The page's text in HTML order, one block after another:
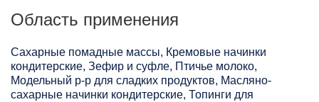
Область применения
Сахарные помадные массы, Кремовые начинки
кондитерские, Зефир и суфле, Птичье молоко,
Модельный р-р для сладких продуктов, Масляно-
сахарные начинки кондитерские, Топинги для